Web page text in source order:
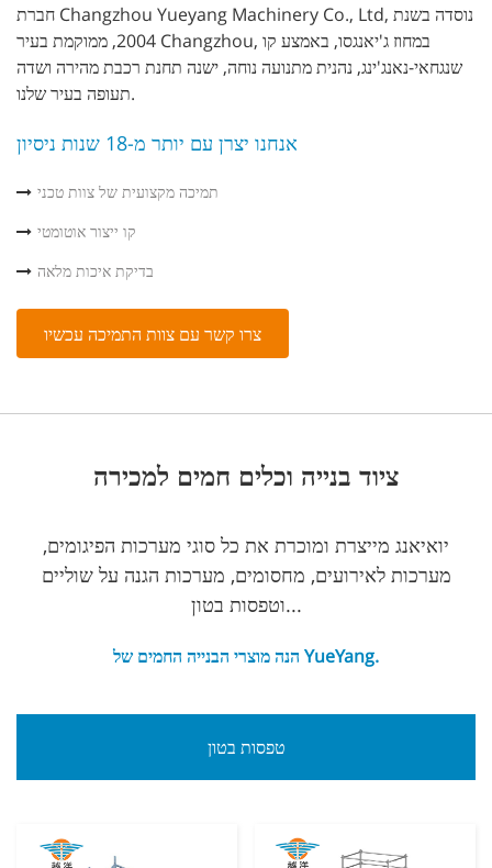
חברת Changzhou Yueyang Machinery Co., Ltd, נוסדה בשנת
2004, ממוקמת בעיר Changzhou, במחוז ג'יאנגסו, באמצע קו
שנגחאי-נאנג'ינג, נהנית מתנועה נוחה, ישנה תחנת רכבת מהירה ושדה
תעופה בעיר שלנו.
אנחנו יצרן עם יותר מ-18 שנות ניסיון
תמיכה מקצועית של צוות טכני
קו ייצור אוטומטי
בדיקת איכות מלאה
צרו קשר עם צוות התמיכה עכשיו
ציוד בנייה וכלים חמים למכירה
יואיאנג מייצרת ומוכרת את כל סוגי מערכות הפיגומים,
מערכות לאירועים, מחסומים, מערכות הגנה על שוליים
וטפסות בטון...
הנה מוצרי הבנייה החמים של YueYang.
טפסות בטון